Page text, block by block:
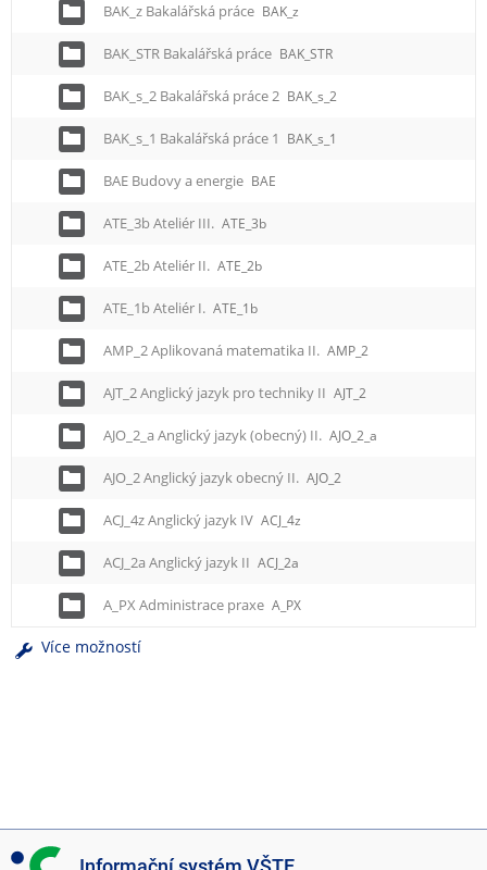
BAK_z Bakalářská práce BAK_z
BAK_STR Bakalářská práce BAK_STR
BAK_s_2 Bakalářská práce 2 BAK_s_2
BAK_s_1 Bakalářská práce 1 BAK_s_1
BAE Budovy a energie BAE
ATE_3b Ateliér III. ATE_3b
ATE_2b Ateliér II. ATE_2b
ATE_1b Ateliér I. ATE_1b
AMP_2 Aplikovaná matematika II. AMP_2
AJT_2 Anglický jazyk pro techniky II AJT_2
AJO_2_a Anglický jazyk (obecný) II. AJO_2_a
AJO_2 Anglický jazyk obecný II. AJO_2
ACJ_4z Anglický jazyk IV ACJ_4z
ACJ_2a Anglický jazyk II ACJ_2a
A_PX Administrace praxe A_PX
Více možností
I